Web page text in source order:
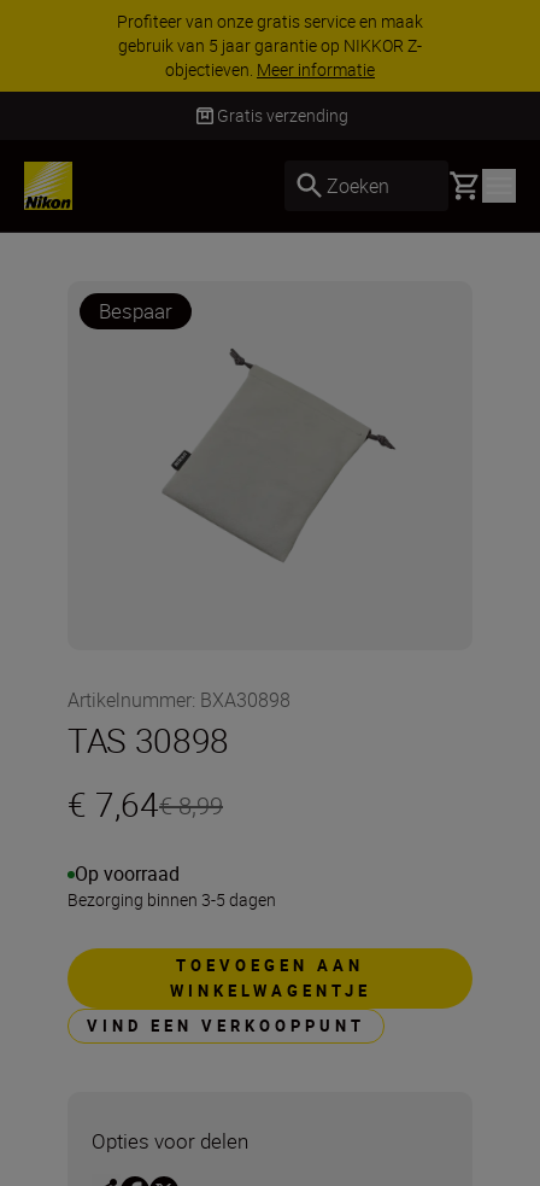
Profiteer van onze gratis service en maak
gebruik van 5 jaar garantie op NIKKOR Z-
objectieven. Meer informatie
Gratis verzending
Zoeken Basket
Bespaar
Artikelnummer: BXA30898
TAS 30898
€ 7,64€ 8,99
Op voorraad
Bezorging binnen 3-5 dagen
TOEVOEGEN AAN
WINKELWAGENTJE
VIND EEN VERKOOPPUNT
Opties voor delen